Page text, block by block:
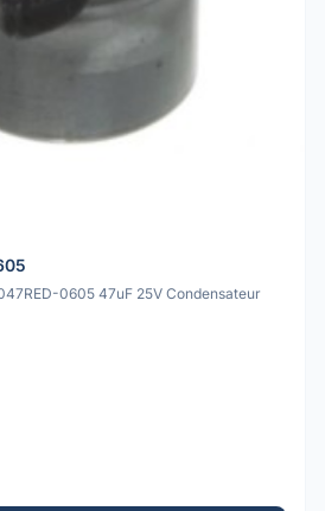
0605 47uF 25V Condensateur